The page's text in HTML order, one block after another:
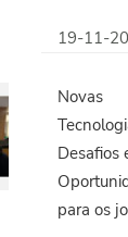
19-11-
Novas
Desafios
para os